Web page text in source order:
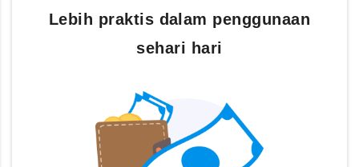
Lebih praktis dalam penggunaan
sehari hari